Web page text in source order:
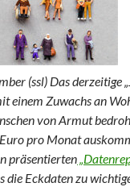
(ssl) Das derzeitige
einem Zuwachs an
von Armut
pro Monat
präsentierten
die Eckdaten zu